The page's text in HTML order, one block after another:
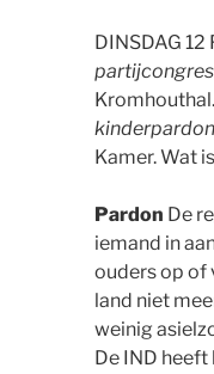
DINSDAG
partijcongres
Kamer. Wat
Pardon De
iemand in
ouders op of
land niet
weinig
De IND